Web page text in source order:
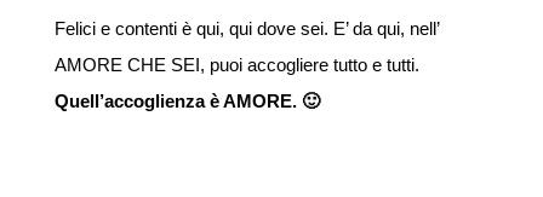
Felici e contenti è qui, qui dove sei. E’ da qui, nell’
AMORE CHE SEI, puoi accogliere tutto e tutti.
Quell’accoglienza è AMORE. 🙂